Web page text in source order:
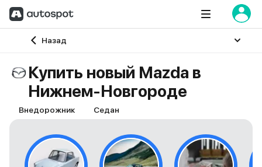
Назад
Главная
Купить новый Mazda в
Нижнем-Новгороде
Внедорожник Седан